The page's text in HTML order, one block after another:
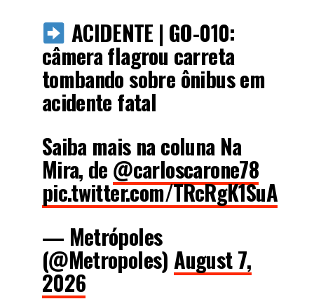
ACIDENTE | GO-010:
câmera flagrou carreta
tombando sobre ônibus em
acidente fatal
Saiba mais na coluna Na
Mira, de @carloscarone78
pic.twitter.com/TRcRgK1SuA
— Metrópoles
(@Metropoles) August 7,
2026